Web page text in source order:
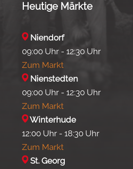
Heutige Märkte
Niendorf
09:00 Uhr - 12:30 Uhr
Zum Markt
Nienstedten
09:00 Uhr - 12:30 Uhr
Zum Markt
Winterhude
12:00 Uhr - 18:30 Uhr
Zum Markt
St. Georg